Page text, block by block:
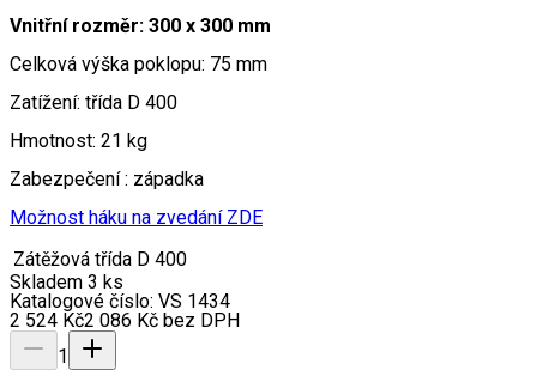
Vnitřní rozměr: 300 x 300 mm
Celková výška poklopu: 75 mm
Zatížení: třída D 400
Hmotnost: 21 kg
Zabezpečení : západka
Možnost háku na zvedání ZDE
Zátěžová třída D 400
Skladem 3 ks
Katalogové číslo: VS 1434
2 524 Kč2 086 Kč bez DPH
1